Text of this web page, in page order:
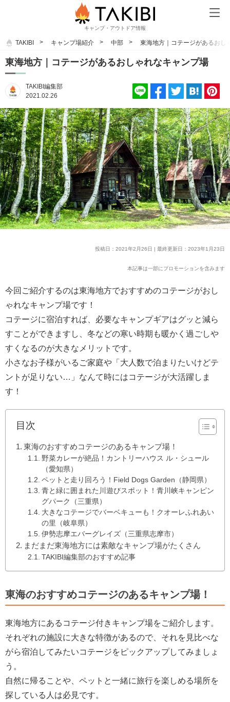
キャンプ・アウトドア情報
TAKIBI キャンプ場紹介 中部 東海地方｜コテージがあるおし
東海地方｜コテージがあるおしゃれなキャンプ場
TAKIBI編集部
2021.02.26
投稿日：2021年2月26日 | 最終更新日：2023年1月23日
本記事は一部にプロモーションを含みます
今回ご紹介するのは東海地方でおすすめのコテージがおし
ゃれなキャンプ場です！
コテージに宿泊すれば、必要なキャンプギアはグッと減ら
すことができますし、冬などの寒い時期も暖かく過ごしや
すくなるのが大きなメリットです。
小さなお子様がいるご家庭や「大人数で泊まりたいけどテ
ントが足りない…」なんて時にはコテージが大活躍しま
す！
目次
東海のおすすめコテージのあるキャンプ場！
野菜カレーが絶品！カントリーハウス ル・シュール
（愛知県）
ペットと走り回ろう！Field Dogs Garden（静岡県）
青と緑に囲まれた川遊びスポット！青川峡キャンピン
グパーク（三重県）
大きなコテージでバーベキューも！クオーレふれあい
の里（岐阜県）
伊勢志摩エバーグレイズ（三重県志摩市）
まだまだ東海地方には素敵なキャンプ場がたくさん
TAKIBI編集部のおすすめ記事
東海のおすすめコテージのあるキャンプ場！
東海地方にあるコテージ付きキャンプ場をご紹介します。
それぞれの施設に大きな特徴があるので、それを見比べな
がら宿泊してみたいコテージをピックアップしてみましょ
う。
自然に帰ることや、ペットと一緒に旅行を楽しめる場所を
探している人は必見です。